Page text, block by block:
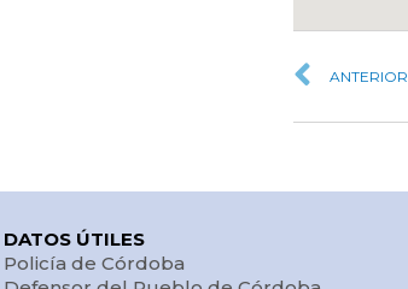
ANTERIOR
DATOS ÚTILES
Policía de Córdoba